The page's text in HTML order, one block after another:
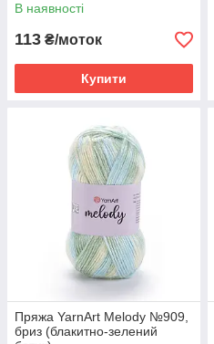
В наявності
113 ₴/моток
Купити
Пряжа YarnArt Melody №909,
бриз (блакитно-зелений